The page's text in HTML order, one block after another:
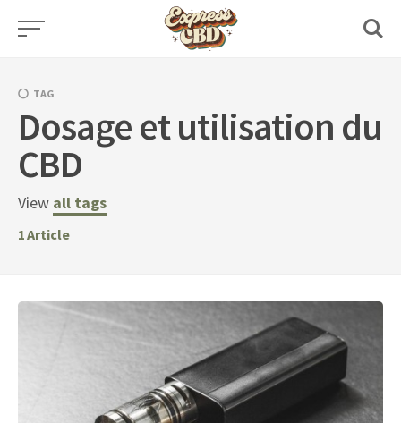
Skip
TAG
Dosage et utilisation du
CBD
View all tags
1Article